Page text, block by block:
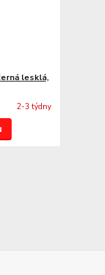
lesklá,
2-3 týdny